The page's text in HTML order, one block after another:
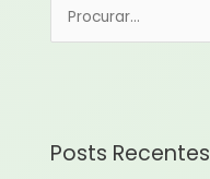
iPosts Recentes